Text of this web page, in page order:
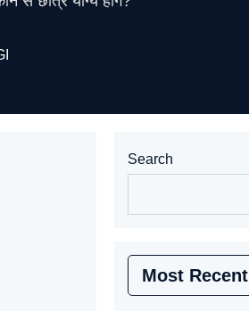
Search
Most Recent